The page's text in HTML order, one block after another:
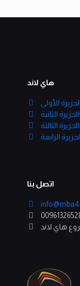
هاي لاند
الجزيرة الأولى
الجزيرة الثانية
الجزيرة الثالثة
الرابعة
اتصل بنا
هاي لاند